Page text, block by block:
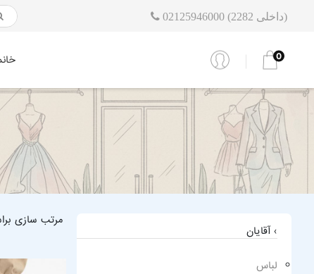
02125946000 (داخلی 2282)
0
› آقایان
لباس
مرتب سازی